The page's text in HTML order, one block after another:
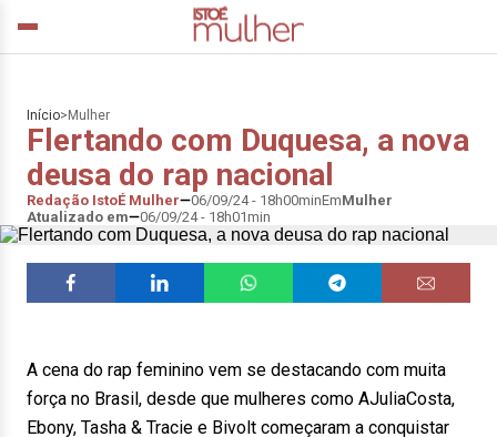
Início> Mulher
Flertando com Duquesa, a nova
deusa do rap nacional
Redação IstoÉ Mulher 06/09/24 - 18h00minEmMulher
Atualizado em
06/09/24 - 18h01min
A cena do rap feminino vem se destacando com muita
força no Brasil, desde que mulheres como AJuliaCosta,
Ebony, Tasha & Tracie e Bivolt começaram a conquistar